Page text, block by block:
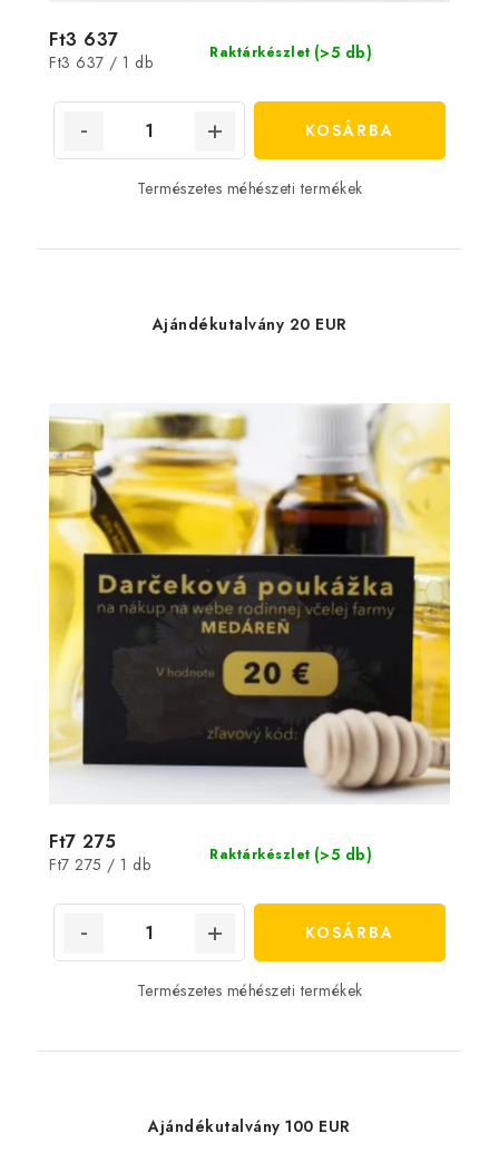
Raktárkészlet (>5 db)
Ft3 637
Egységár:
Ft3 637 / 1 db
KOSÁRBA
Természetes méhészeti termékek
Ajándékutalvány 20 EUR
Raktárkészlet (>5 db)
Ft7 275
Egységár:
Ft7 275 / 1 db
KOSÁRBA
Természetes méhészeti termékek
Ajándékutalvány 100 EUR